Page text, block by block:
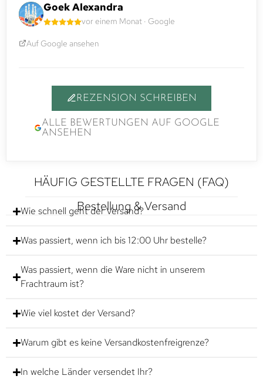
Goek Alexandra
vor einem Monat · Google
Auf Google ansehen
REZENSION SCHREIBEN
ALLE BEWERTUNGEN AUF GOOGLE
ANSEHEN
HÄUFIG GESTELLTE FRAGEN (FAQ)
Bestellung & Versand
Wie schnell geht der Versand?
Was passiert, wenn ich bis 12:00 Uhr bestelle?
Was passiert, wenn die Ware nicht in unserem
Frachtraum ist?
Wie viel kostet der Versand?
Warum gibt es keine Versandkostenfreigrenze?
In welche Länder versendet Ihr?